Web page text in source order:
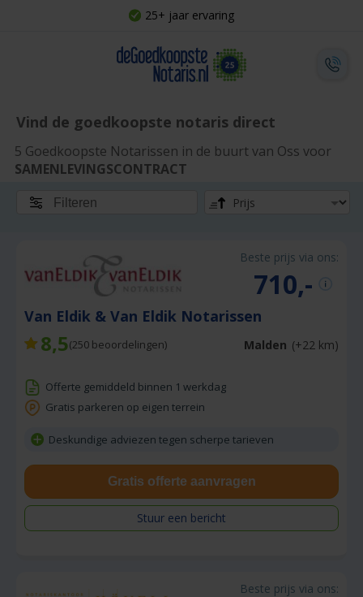
25+ jaar ervaring
Vind de goedkoopste notaris direct
5 Goedkoopste Notarissen in de buurt van Oss voor
SAMENLEVINGSCONTRACT
Filteren
Beste prijs via ons:
710,-
Van Eldik & Van Eldik Notarissen
8,5(250 beoordelingen) Malden (+22 km)
Offerte gemiddeld binnen 1 werkdag
Gratis parkeren op eigen terrein
Deskundige adviezen tegen scherpe tarieven
Gratis offerte aanvragen
Stuur een bericht
Beste prijs via ons: